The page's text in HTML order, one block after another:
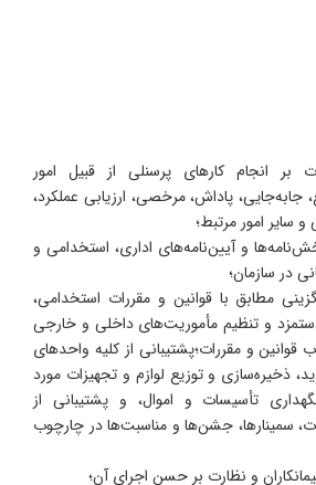
بر انجام کارهای پرسنلی از قبیل امور
جابه‌جایی، پاداش، مرخصی، ارزیابی عملکرد،
سایر امور مرتبط؛
و آیین‌نامه‌های اداری، استخدامی و
در سازمان؛
مطابق با قوانین و مقررات استخدامی،
و تنظیم مأموریت‌های داخلی و خارجی
قوانین و مقررات؛پشتیبانی از کلیه واحدهای
ذخیره‌سازی و توزیع لوازم و تجهیزات مورد
تأسیسات و اموال، و پشتیبانی از
سمینارها، جشن‌ها و مناسبت‌ها در چارچوب
پیمانکاران و نظارت بر حسن اجرای آن؛